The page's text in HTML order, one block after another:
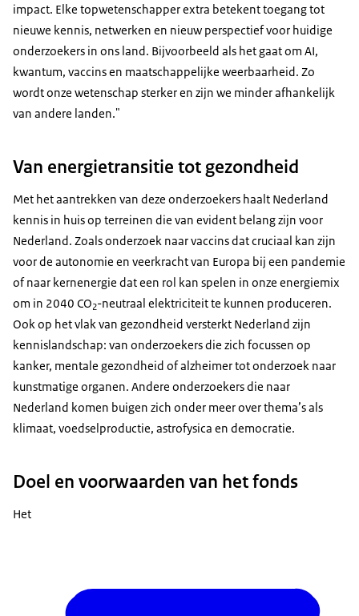
impact. Elke topwetenschapper extra betekent toegang tot
nieuwe kennis, netwerken en nieuw perspectief voor huidige
onderzoekers in ons land. Bijvoorbeeld als het gaat om AI,
kwantum, vaccins en maatschappelijke weerbaarheid. Zo
wordt onze wetenschap sterker en zijn we minder afhankelijk
van andere landen."
Van energietransitie tot gezondheid
Met het aantrekken van deze onderzoekers haalt Nederland
kennis in huis op terreinen die van evident belang zijn voor
Nederland. Zoals onderzoek naar vaccins dat cruciaal kan zijn
voor de autonomie en veerkracht van Europa bij een pandemie
of naar kernenergie dat een rol kan spelen in onze energiemix
om in 2040 CO2-neutraal elektriciteit te kunnen produceren.
Ook op het vlak van gezondheid versterkt Nederland zijn
kennislandschap: van onderzoekers die zich focussen op
kanker, mentale gezondheid of alzheimer tot onderzoek naar
kunstmatige organen. Andere onderzoekers die naar
Nederland komen buigen zich onder meer over thema’s als
klimaat, voedselproductie, astrofysica en democratie.
Doel en voorwaarden van het fonds
Het